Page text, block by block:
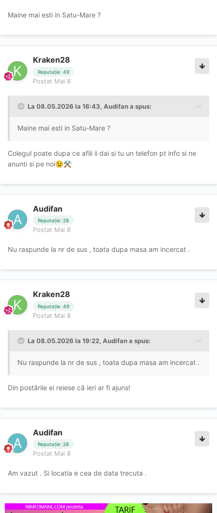
Maine mai esti in Satu-Mare ?
Kraken28
Reputație: 49
Postat Mai 8
La 08.05.2026 la 16:43, Audifana spus:
Maine mai esti in Satu-Mare ?
Colegul poate dupa ce aflii ii dai si tu un telefon pt info si ne
anunti si pe noi😉⚒️
Audifan
Reputație: 28
Postat Mai 8
Nu raspunde la nr de sus , toata dupa masa am incercat .
Kraken28
Reputație: 49
Postat Mai 8
La 08.05.2026 la 19:22, Audifana spus:
Nu raspunde la nr de sus , toata dupa masa am incercat .
Din postările ei reiese că ieri ar fi ajuns!
Audifan
Reputație: 28
Postat Mai 8
Am vazut . Si locatia e cea de data trecuta .